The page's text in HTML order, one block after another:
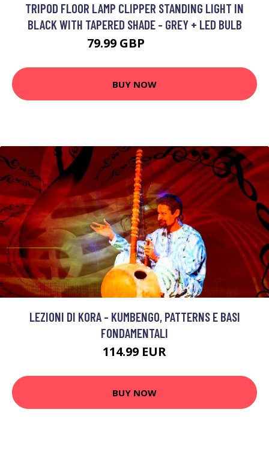
TRIPOD FLOOR LAMP CLIPPER STANDING LIGHT IN
BLACK WITH TAPERED SHADE - GREY + LED BULB
79.99 GBP
BUY NOW
LEZIONI DI KORA - KUMBENGO, PATTERNS E BASI
FONDAMENTALI
114.99 EUR
BUY NOW